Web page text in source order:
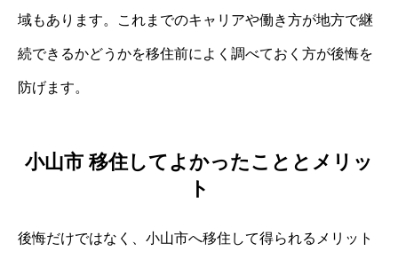
域もあります。これまでのキャリアや働き方が地方で継
続できるかどうかを移住前によく調べておく方が後悔を
防げます。
小山市 移住してよかったこととメリッ
ト
後悔だけではなく、小山市へ移住して得られるメリット